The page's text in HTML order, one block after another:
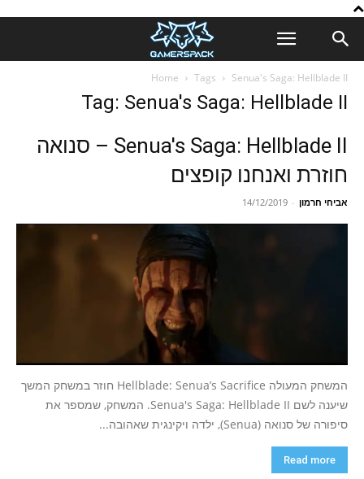
Home Tags Senua's Saga: Hellblade II
Tag: Senua's Saga: Hellblade II
Senua's Saga: Hellblade II – סנואה
חוזרת ואנחנו קופצים
אביחי חרמון -
14/12/2019
המשחק המעולה Hellblade: Senua’s Sacrifice חוזר במשחק המשך
שיענה לשם Senua's Saga: Hellblade II. המשחק, שמספר את
סיפורה של סנואה (Senua), ילדה ויקינגית שאהובה...
Read more